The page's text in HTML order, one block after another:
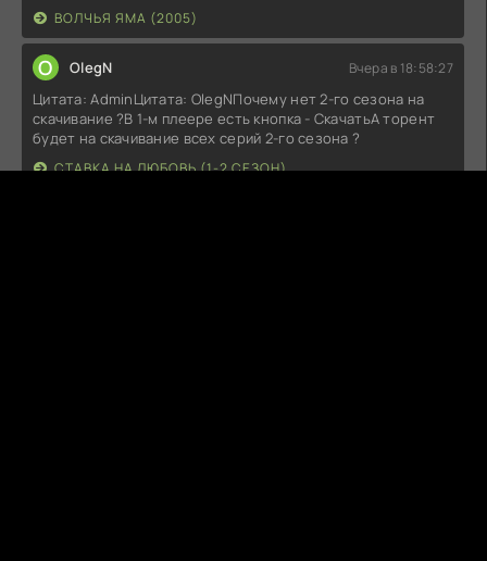
ВОЛЧЬЯ ЯМА (2005)
O OlegN Вчера в 18:58:27
Цитата: AdminЦитата: OlegNПочему нет 2-го сезона на
скачивание ?В 1-м плеере есть кнопка - СкачатьА торент
будет на скачивание всех серий 2-го сезона ?
СТАВКА НА ЛЮБОВЬ (1-2 СЕЗОН)